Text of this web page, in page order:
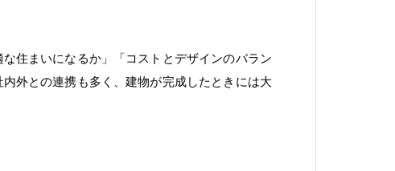
住まいになるか」「コストとデザインのバラン
外との連携も多く、建物が完成したときには大